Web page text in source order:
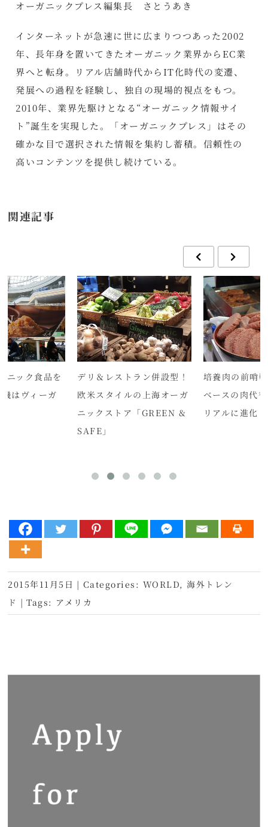
オーガニックプレス編集長 さとうあき
インターネットが急速に世に広まりつつあった2002
年、長年身を置いてきたオーガニック業界からEC業
界へと転身。リアル店舗時代からIT化時代の変遷、
発展への過程を経験し、独自の現場的視点をもつ。
2010年、業界先駆けとなる“オーガニック情報サイ
ト”誕生を実現した。「オーガニックプレス」はその
確かな目で選択された情報を集約し蓄積。信頼性の
高いコンテンツを提供し続けている。
関連記事
ニック食品を
はヴィーガ
デリ＆レストラン併設型！
欧米スタイルの上海オーガ
ニックストア「GREEN &
SAFE」
培養肉の前哨
ベースの肉代
リアルに進化
2015年11月5日 | Categories: WORLD,海外トレン
ド | Tags: アメリカ